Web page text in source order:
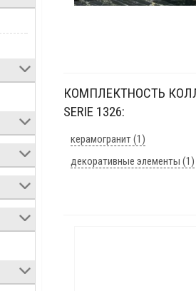
КОМПЛЕКТНОСТЬ
SERIE 1326:
керамогранит (1)
декоративные элементы (1)